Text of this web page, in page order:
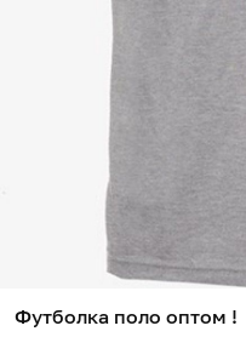
Футболка поло оптом !